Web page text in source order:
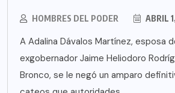
HOMBRES DEL PODER ABRIL
A Adalina Dávalos Martínez, esposa
exgobernador Jaime Heliodoro
Bronco, se le negó un amparo